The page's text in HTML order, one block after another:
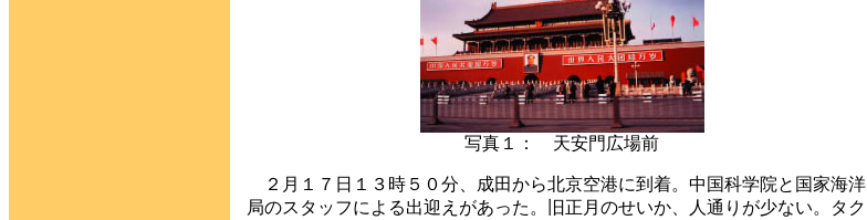
写真１： 天安門広場前
２月１７日１３時５０分、成田から北京空港に到着。中国科学院と国家海洋
局のスタッフによる出迎えがあった。旧正月のせいか、人通りが少ない。タク